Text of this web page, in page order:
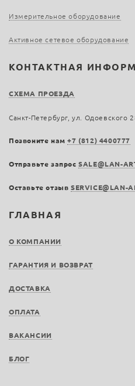
ГЛАВНАЯ
О КОМПАНИИ
ГАРАНТИЯ И ВОЗВРАТ
ДОСТАВКА
ОПЛАТА
ВАКАНСИИ
БЛОГ
Измерительное оборудование
Активное сетевое оборудование
КОНТАКТНАЯ
СХЕМА ПРОЕЗДА
Санкт-Петербург, ул. Одоевского
Позвоните нам+7 (812) 4400777
Отправьте запросSALE@LAN-
Оставьте отзыв SERVICE@LAN-